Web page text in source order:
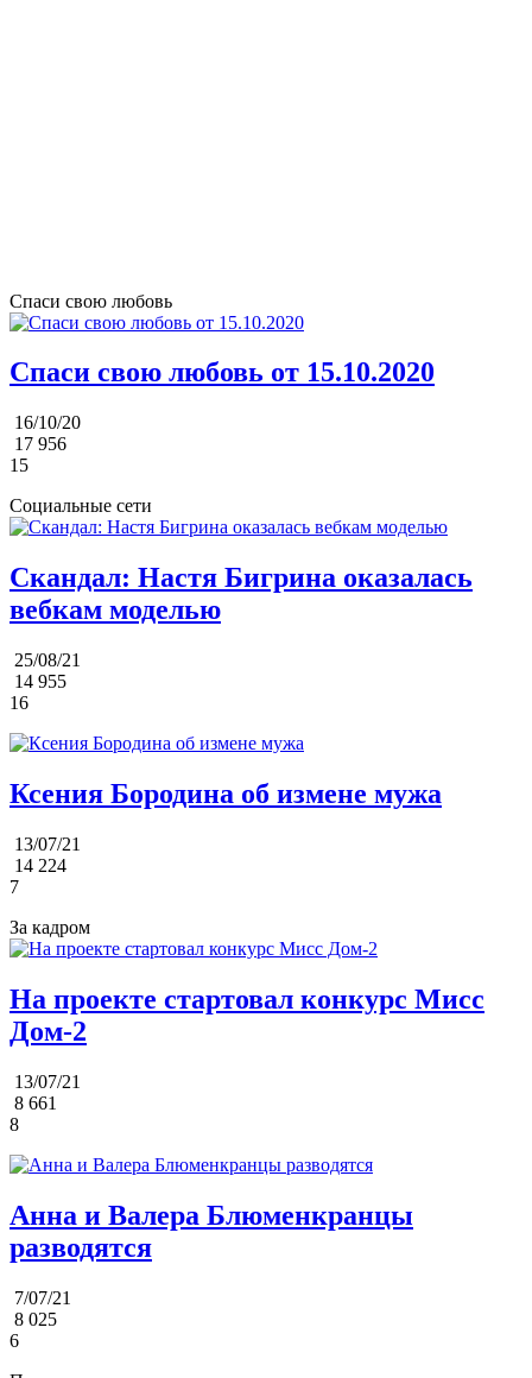
Спаси свою любовь
Спаси свою любовь от 15.10.2020
16/10/20
17 956
15
Социальные сети
Скандал: Настя Бигрина оказалась
вебкам моделью
25/08/21
14 955
16
Ксения Бородина об измене мужа
13/07/21
14 224
7
За кадром
На проекте стартовал конкурс Мисс
Дом-2
13/07/21
8 661
8
Анна и Валера Блюменкранцы
разводятся
7/07/21
8 025
6